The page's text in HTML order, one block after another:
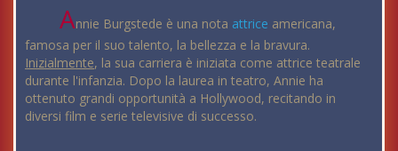
Annie Burgstede è una nota attrice americana,
famosa per il suo talento, la bellezza e la bravura.
Inizialmente, la sua carriera è iniziata come attrice teatrale
durante l'infanzia. Dopo la laurea in teatro, Annie ha
ottenuto grandi opportunità a Hollywood, recitando in
diversi film e serie televisive di successo.